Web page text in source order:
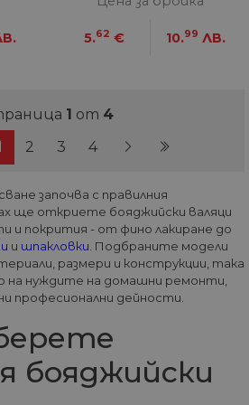
5.62 € 10.99 ЛВ.
1 от 4
(current)
2 (current)
3(current)
4(current)
започва с правилния
ще откриете бояджийски валяци
и покрития - от фино лакиране до
и шпакловки . Подбраните модели
размери и конструкции, така
на нуждите на домашни ремонти,
професионални дейности.
бояджийски
CookieScript
www.home-
max.bg
1 година
Google Privacy Policy